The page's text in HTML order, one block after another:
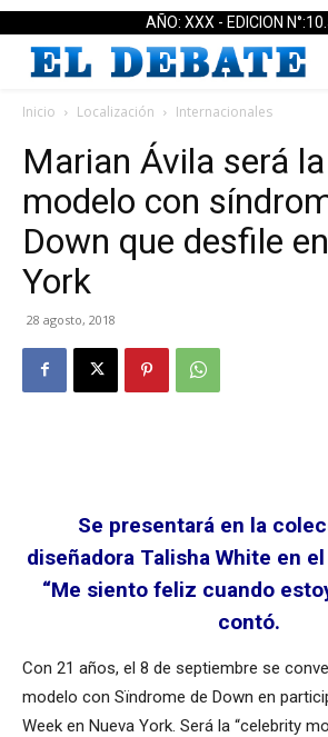
AÑO: XXX - EDICION
Inicio Localización Internacionales
Marian Ávila será
modelo con
Down que desfile
York
28 agosto, 2018
Se presentará en la
diseñadora Talisha White en
“Me siento feliz cuando
contó.
Con 21 años, el 8 de septiembre se
modelo con Sïndrome de Down en
Week en Nueva York. Será la “celebrity